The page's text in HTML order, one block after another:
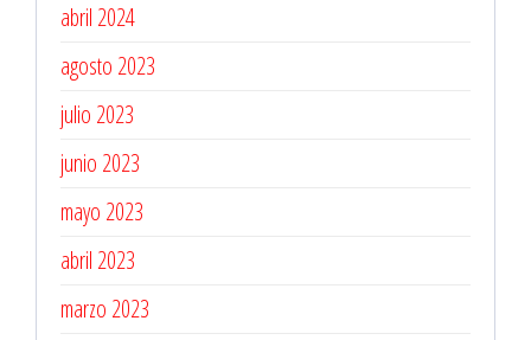
abril 2024
agosto 2023
julio 2023
junio 2023
mayo 2023
abril 2023
marzo 2023